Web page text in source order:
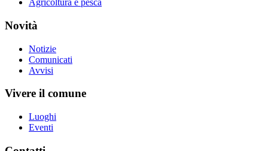
Agricoltura e pesca
Novità
Notizie
Comunicati
Avvisi
Vivere il comune
Luoghi
Eventi